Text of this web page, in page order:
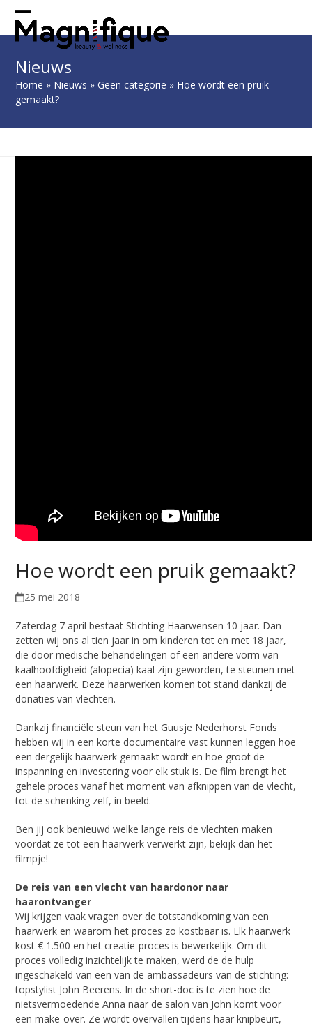
contentOpen
mobile
menu
Close
mobile
menu
Nieuws
Home » Nieuws »Geen categorie » Hoe wordt een pruik
gemaakt?
Hoe wordt een pruik gemaakt?
25 mei 2018
Zaterdag 7 april bestaat Stichting Haarwensen 10 jaar. Dan
zetten wij ons al tien jaar in om kinderen tot en met 18 jaar,
die door medische behandelingen of een andere vorm van
kaalhoofdigheid (alopecia) kaal zijn geworden, te steunen met
een haarwerk. Deze haarwerken komen tot stand dankzij de
donaties van vlechten.
Dankzij financiële steun van het Guusje Nederhorst Fonds
hebben wij in een korte documentaire vast kunnen leggen hoe
een dergelijk haarwerk gemaakt wordt en hoe groot de
inspanning en investering voor elk stuk is. De film brengt het
gehele proces vanaf het moment van afknippen van de vlecht,
tot de schenking zelf, in beeld.
Ben jij ook benieuwd welke lange reis de vlechten maken
voordat ze tot een haarwerk verwerkt zijn, bekijk dan het
filmpje!
De reis van een vlecht van haardonor naar
haarontvanger
Wij krijgen vaak vragen over de totstandkoming van een
haarwerk en waarom het proces zo kostbaar is. Elk haarwerk
kost € 1.500 en het creatie-proces is bewerkelijk. Om dit
proces volledig inzichtelijk te maken, werd de de hulp
ingeschakeld van een van de ambassadeurs van de stichting:
topstylist John Beerens. In de short-doc is te zien hoe de
nietsvermoedende Anna naar de salon van John komt voor
een make-over. Ze wordt overvallen tijdens haar knipbeurt,